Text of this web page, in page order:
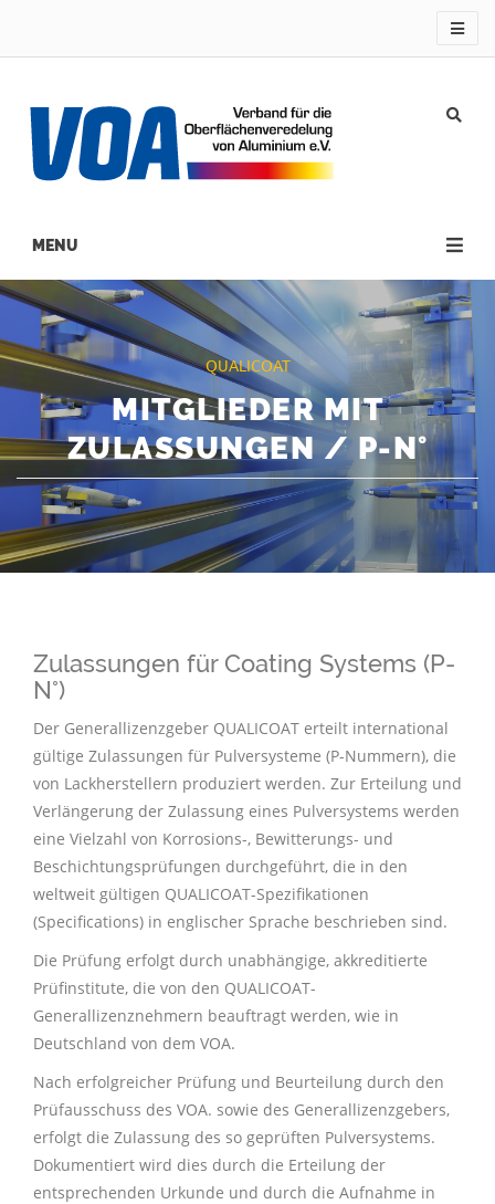
Main
navigation
QUALICOAT
MITGLIEDER MIT
ZULASSUNGEN / P-N°
Zulassungen für Coating Systems (P-
N°)
Der Generallizenzgeber QUALICOAT erteilt international
gültige Zulassungen für Pulversysteme (P-Nummern), die
von Lackherstellern produziert werden. Zur Erteilung und
Verlängerung der Zulassung eines Pulversystems werden
eine Vielzahl von Korrosions-, Bewitterungs- und
Beschichtungsprüfungen durchgeführt, die in den
weltweit gültigen QUALICOAT-Spezifikationen
(Specifications) in englischer Sprache beschrieben sind.
Die Prüfung erfolgt durch unabhängige, akkreditierte
Prüfinstitute, die von den QUALICOAT-
Generallizenznehmern beauftragt werden, wie in
Deutschland von dem VOA.
Nach erfolgreicher Prüfung und Beurteilung durch den
Prüfausschuss des VOA. sowie des Generallizenzgebers,
erfolgt die Zulassung des so geprüften Pulversystems.
Dokumentiert wird dies durch die Erteilung der
entsprechenden Urkunde und durch die Aufnahme in